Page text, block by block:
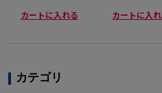
カートに入れる カートに入
カテゴリ